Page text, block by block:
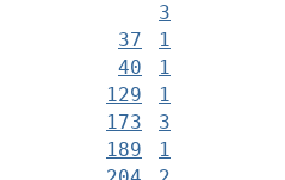
3
37
1
40
129
1
173
1
189
3
1